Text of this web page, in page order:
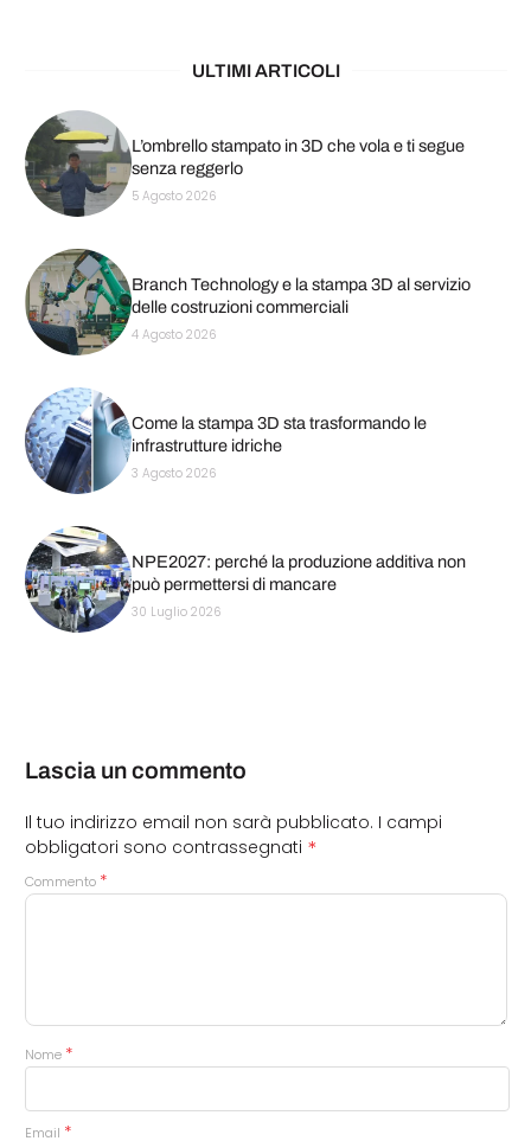
ULTIMI ARTICOLI
L’ombrello stampato in 3D che vola e ti segue
senza reggerlo
5 Agosto 2026
Branch Technology e la stampa 3D al servizio
delle costruzioni commerciali
4 Agosto 2026
Come la stampa 3D sta trasformando le
infrastrutture idriche
3 Agosto 2026
NPE2027: perché la produzione additiva non
può permettersi di mancare
30 Luglio 2026
Lascia un commento
Il tuo indirizzo email non sarà pubblicato. I campi
obbligatori sono contrassegnati *
Commento *
Nome *
Email *